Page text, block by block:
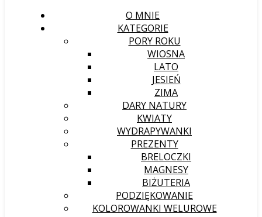
O MNIE
KATEGORIE
PORY ROKU
WIOSNA
LATO
JESIEŃ
ZIMA
DARY NATURY
KWIATY
WYDRAPYWANKI
PREZENTY
BRELOCZKI
MAGNESY
BIŻUTERIA
PODZIĘKOWANIE
KOLOROWANKI WELUROWE